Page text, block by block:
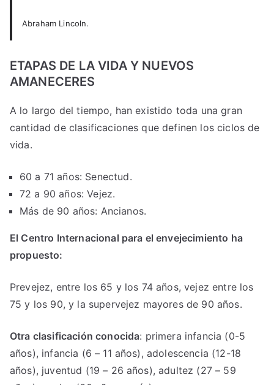
Abraham Lincoln.
ETAPAS DE LA VIDA Y NUEVOS
AMANECERES
A lo largo del tiempo, han existido toda una gran
cantidad de clasificaciones que definen los ciclos de
vida.
60 a 71 años: Senectud.
72 a 90 años: Vejez.
Más de 90 años: Ancianos.
El Centro Internacional para el envejecimiento ha
propuesto:
Prevejez, entre los 65 y los 74 años, vejez entre los
75 y los 90, y la supervejez mayores de 90 años.
Otra clasificación conocida: primera infancia (0-5
años), infancia (6 – 11 años), adolescencia (12-18
años), juventud (19 – 26 años), adultez (27 – 59